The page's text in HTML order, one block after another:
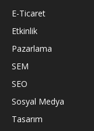
E-Ticaret
Etkinlik
Pazarlama
SEM
SEO
Sosyal Medya
Tasarım